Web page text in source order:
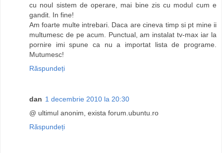
cu noul sistem de operare, mai bine zis cu modul cum e
gandit. In fine!
Am foarte multe intrebari. Daca are cineva timp si pt mine ii
multumesc de pe acum. Punctual, am instalat tv-max iar la
pornire imi spune ca nu a importat lista de programe.
Mutumesc!
Răspundeți
dan 1 decembrie 2010 la 20:30
@ ultimul anonim, exista forum.ubuntu.ro
Răspundeți